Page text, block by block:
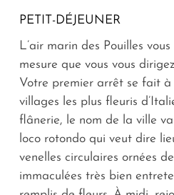
PETIT-DÉJEUNER
L’air marin des Pouilles
mesure que vous vous
Votre premier arrêt se fait à
villages les plus fleuris
flânerie, le nom de la ville
loco rotondo qui veut dire
venelles circulaires ornées
immaculées très bien